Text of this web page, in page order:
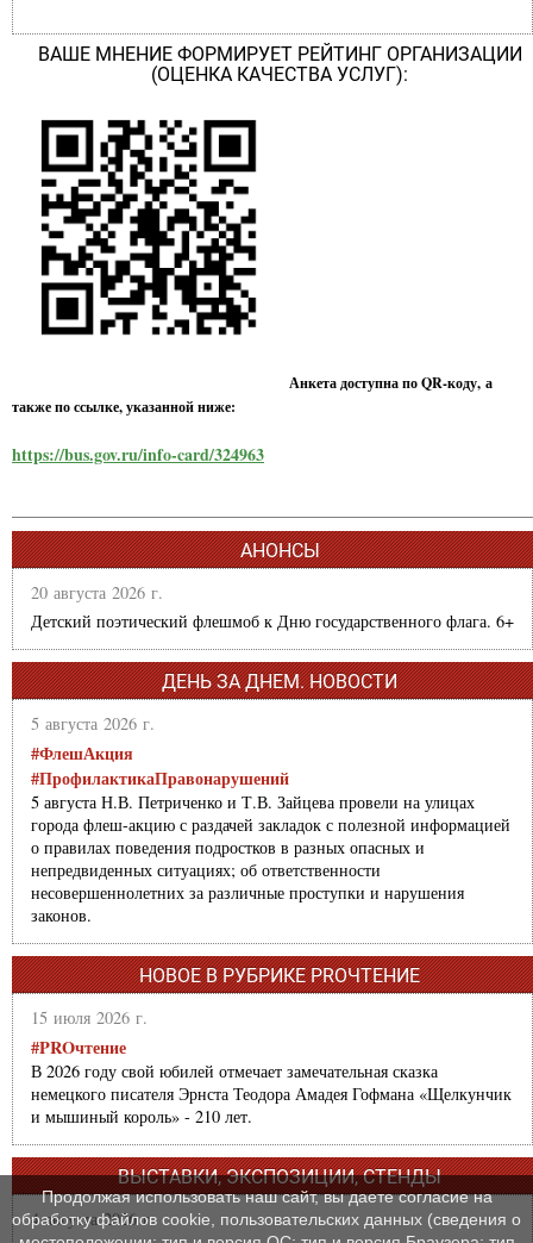
ВАШЕ МНЕНИЕ ФОРМИРУЕТ РЕЙТИНГ ОРГАНИЗАЦИИ
(ОЦЕНКА КАЧЕСТВА УСЛУГ):
Анкета доступна по QR-коду, а
также по ссылке, указанной ниже:
https://bus.gov.ru/info-card/324963
АНОНСЫ
20 августа 2026 г.
Детский поэтический флешмоб к Дню государственного флага. 6+
ДЕНЬ ЗА ДНЕМ. НОВОСТИ
5 августа 2026 г.
#ФлешАкция
#ПрофилактикаПравонарушений
5 августа Н.В. Петриченко и Т.В. Зайцева провели на улицах
города флеш-акцию с раздачей закладок с полезной информацией
о правилах поведения подростков в разных опасных и
непредвиденных ситуациях; об ответственности
несовершеннолетних за различные проступки и нарушения
законов.
НОВОЕ В РУБРИКЕ PROЧТЕНИЕ
15 июля 2026 г.
#PROчтение
В 2026 году свой юбилей отмечает замечательная сказка
немецкого писателя Эрнста Теодора Амадея Гофмана «Щелкунчик
и мышиный король» - 210 лет.
ВЫСТАВКИ, ЭКСПОЗИЦИИ, СТЕНДЫ
4 августа 2026 г.
Продолжая использовать наш сайт, вы даете согласие на
обработку файлов cookie, пользовательских данных (сведения о